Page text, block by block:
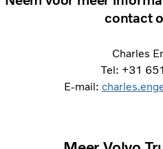
contact
Charles
Tel: +31
E-mail: